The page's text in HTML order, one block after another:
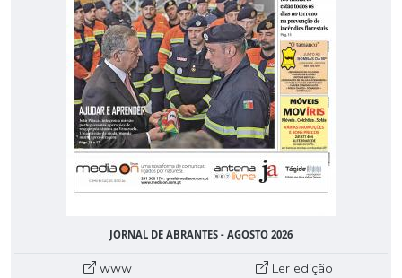
JORNAL DE ABRANTES - AGOSTO 2026
www Ler edição